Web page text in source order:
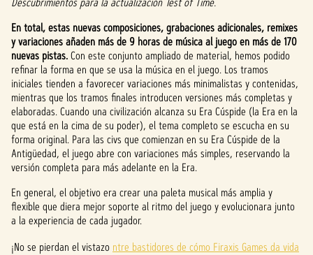
En total, estas nuevas composiciones, grabaciones adicionales, remixes
y variaciones añaden más de 9 horas de música al juego en más de 170
nuevas pistas.Con este conjunto ampliado de material, hemos podido
refinar la forma en que se usa la música en el juego. Los tramos
iniciales tienden a favorecer variaciones más minimalistas y contenidas,
mientras que los tramos finales introducen versiones más completas y
elaboradas. Cuando una civilización alcanza su Era Cúspide (la Era en la
que está en la cima de su poder), el tema completo se escucha en su
forma original. Para las civs que comienzan en su Era Cúspide de la
Antigüedad, el juego abre con variaciones más simples, reservando la
versión completa para más adelante en la Era.
En general, el objetivo era crear una paleta musical más amplia y
flexible que diera mejor soporte al ritmo del juego y evolucionara junto
a la experiencia de cada jugador.
¡No se pierdan el vistazo ntre bastidores de cómo Firaxis Games da vida